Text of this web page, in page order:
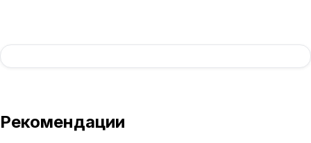
Рекомендации